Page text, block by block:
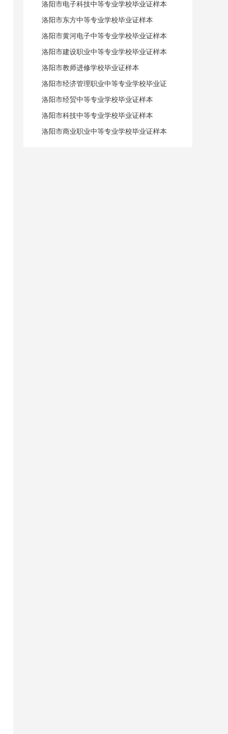
洛阳市电子科技中等专业学校毕业证样本
洛阳市东方中等专业学校毕业证样本
洛阳市黄河电子中等专业学校毕业证样本
洛阳市建设职业中等专业学校毕业证样本
洛阳市教师进修学校毕业证样本
洛阳市经济管理职业中等专业学校毕业证
样本
洛阳市经贸中等专业学校毕业证样本
洛阳市科技中等专业学校毕业证样本
洛阳市商业职业中等专业学校毕业证样本